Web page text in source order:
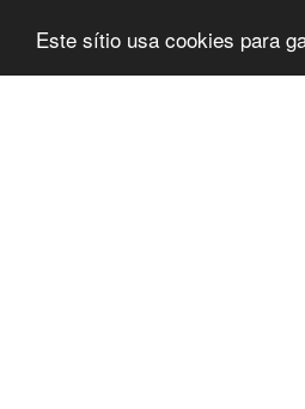
Este sítio usa cookies para